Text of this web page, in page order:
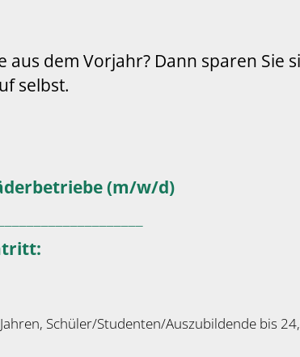
aus dem Vorjahr? Dann sparen Sie
selbst.
(m/w/d)
Schüler/Studenten/Auszubildende bis